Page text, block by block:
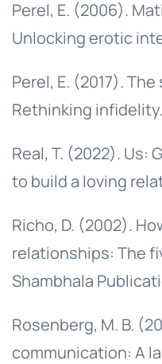
Perel, E. (2006).
Unlocking erotic
Perel, E. (2017).
Rethinking
Real, T. (2022). Us:
to build a loving
Richo, D. (2002).
relationships: The
Shambhala
Rosenberg, M. B.
communication: A